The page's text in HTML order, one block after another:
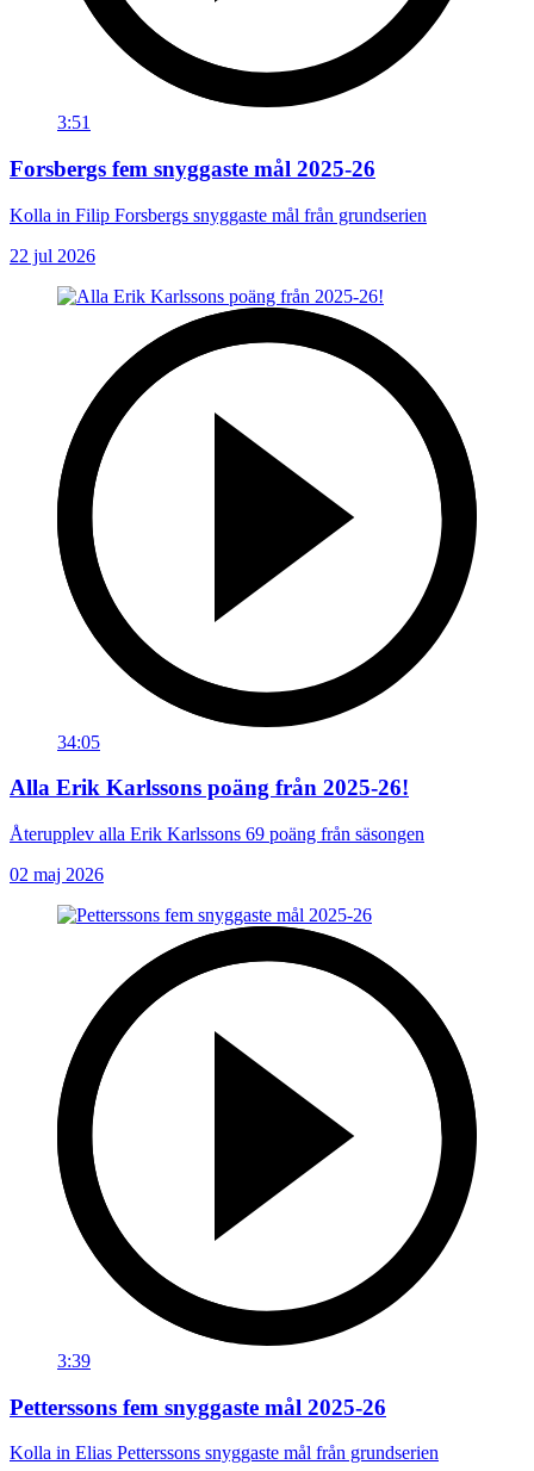
3:51
Forsbergs fem snyggaste mål 2025-26
Kolla in Filip Forsbergs snyggaste mål från grundserien
22 jul 2026
34:05
Alla Erik Karlssons poäng från 2025-26!
Återupplev alla Erik Karlssons 69 poäng från säsongen
02 maj 2026
3:39
Petterssons fem snyggaste mål 2025-26
Kolla in Elias Petterssons snyggaste mål från grundserien